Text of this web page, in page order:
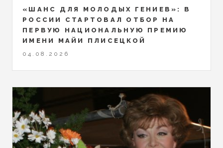
«ШАНС ДЛЯ МОЛОДЫХ ГЕНИЕВ»: В
РОССИИ СТАРТОВАЛ ОТБОР НА
ПЕРВУЮ НАЦИОНАЛЬНУЮ ПРЕМИЮ
ИМЕНИ МАЙИ ПЛИСЕЦКОЙ
04.08.2026